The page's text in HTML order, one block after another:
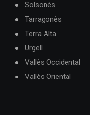
Solsonès
Tarragonès
Terra Alta
Urgell
Vallès Occidental
Vallès Oriental